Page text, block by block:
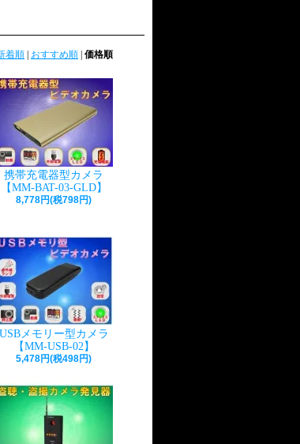
着順 おすすめ順 価格順
携帯充電器型カメラ
【MM-BAT-03-GLD】
8,778円(税798円)
USBメモリー型カメラ
【MM-USB-02】
5,478円(税498円)